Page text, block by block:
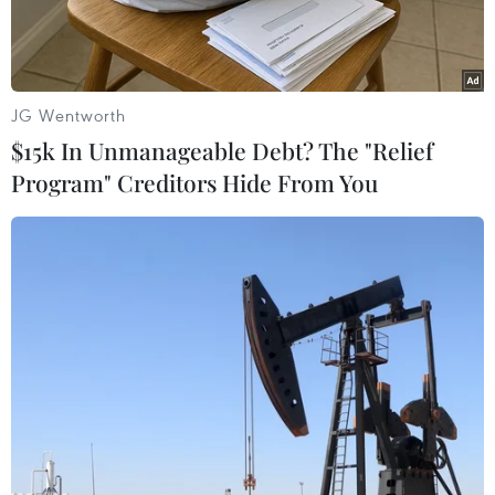
đem tới cho khán giả nhiều chương trình hấp dẫn
trên VTV hòa kênh trong đêm Giao thừa, tối 21/1
tới.
Một cảnh trong "Gặp nhau cuối năm xuân Quý Mão-Táo quân
2023." (Ảnh: CTV/Vietnam+)
JG Wentworth
$15k In Unmanageable Debt? The "Relief
Program" Creditors Hide From You